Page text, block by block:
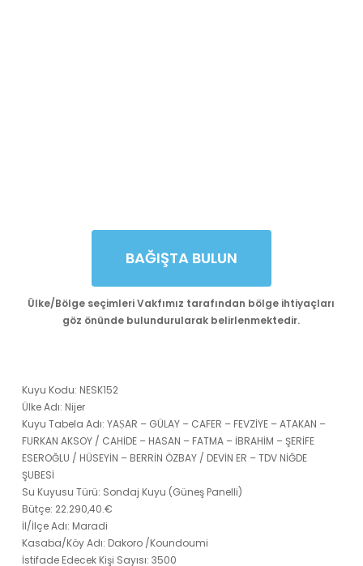
BAĞIŞTA BULUN
Ülke/Bölge seçimleri Vakfımız tarafından bölge ihtiyaçları
göz önünde bulundurularak belirlenmektedir.
Kuyu Kodu: NESK152
Ülke Adı: Nijer
Kuyu Tabela Adı: YAṢAR – GÜLAY – CAFER – FEVZİYE – ATAKAN –
FURKAN AKSOY / CAHİDE – HASAN – FATMA – İBRAHİM – ŞERİFE
ESEROĞLU / HÜSEYİN – BERRİN ÖZBAY / DEVİN ER – TDV NİĞDE
ŞUBESİ
Su Kuyusu Türü: Sondaj Kuyu (Güneş Panelli)
Bütçe: 22.290,40.€
İl/İlçe Adı: Maradi
Kasaba/Köy Adı: Dakoro /Koundoumi
İstifade Edecek Kişi Sayısı: 3500